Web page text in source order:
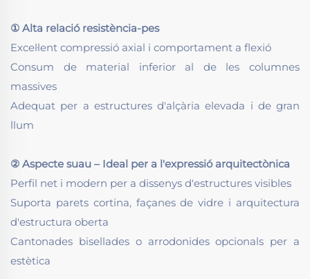
① Alta relació resistència-pes
Excel·lent compressió axial i comportament a flexió
Consum de material inferior al de les columnes
massives
Adequat per a estructures d'alçària elevada i de gran
llum
② Aspecte suau – Ideal per a l'expressió arquitectònica
Perfil net i modern per a dissenys d'estructures visibles
Suporta parets cortina, façanes de vidre i arquitectura
d'estructura oberta
Cantonades bisellades o arrodonides opcionals per a
estètica